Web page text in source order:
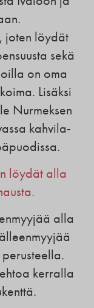
joten löydät
sekä
on oma
Lisäksi
Nurmeksen
kahvila-
löydät alla
alla
kerralla